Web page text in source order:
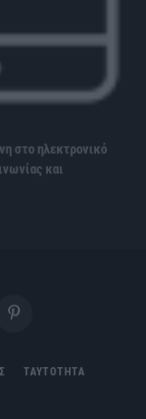
στο ηλεκτρονικό
και
Pinterest
ΤΑΥΤΟΤΗΤΑ